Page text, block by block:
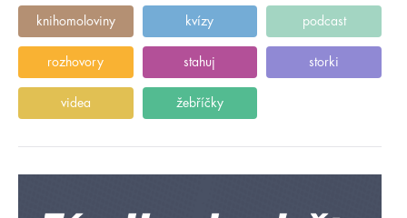
knihomoloviny kvízy podcast
rozhovory stahuj storki
videa žebříčky